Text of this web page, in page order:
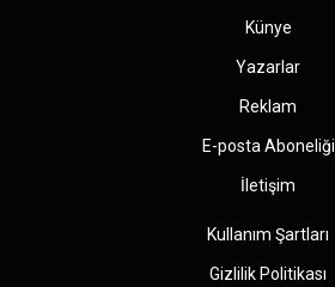
Künye
Yazarlar
Reklam
E-posta Aboneliği
İletişim
Kullanım Şartları
Gizlilik Politikası